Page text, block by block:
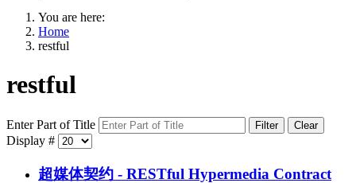
You are here:
Home
restful
restful
Enter Part of Title Filter Clear
Display #
超媒体契约 - RESTful Hypermedia Contract